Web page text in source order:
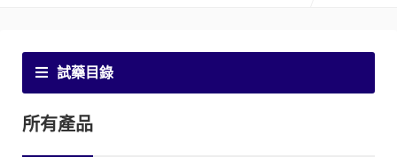
試藥目錄
所有產品